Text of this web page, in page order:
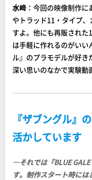
水﨑 ：今回の映像制作
やトラッド11・タイプ
すよ。他にも再販され
は手軽に作れるのがい
ル』のプラモデルが好
深い思いのなかで実験動
『ザブングル』
活かしています
―それでは『BLUE GALE
す。制作スタート時に